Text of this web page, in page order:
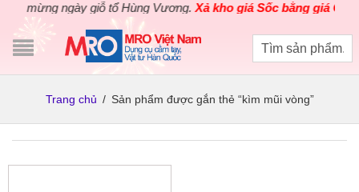
mừng ngày giỗ tổ Hùng Vương.Xả kho giá Sốc bằng giá Gốc
Trang chủ / Sản phẩm được gắn thẻ “kìm mũi vòng”